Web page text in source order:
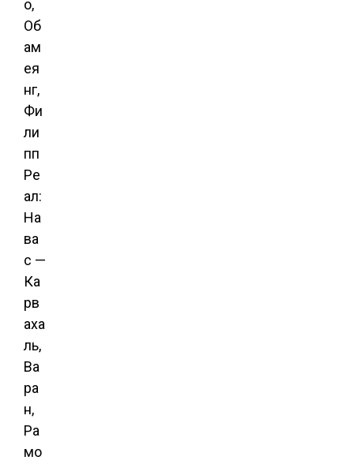
о,
Об
ам
ея
нг,
Фи
ли
пп
Ре
ал:
На
ва
с —
Ка
рв
аха
ль,
Ва
ра
н,
Ра
мо